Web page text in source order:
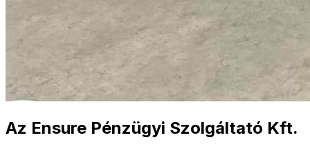
Az Ensure Pénzügyi Szolgáltató Kft.